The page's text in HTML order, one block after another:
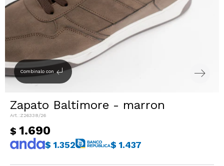
Combinalo consubdirectory_arrow_left
Zapato Baltimore - marron
Z26338/26
$ 1.690
$ 1.352 $ 1.437
Sacos
Trajes
Abrigos
T-shirts y Tops
Ver todo